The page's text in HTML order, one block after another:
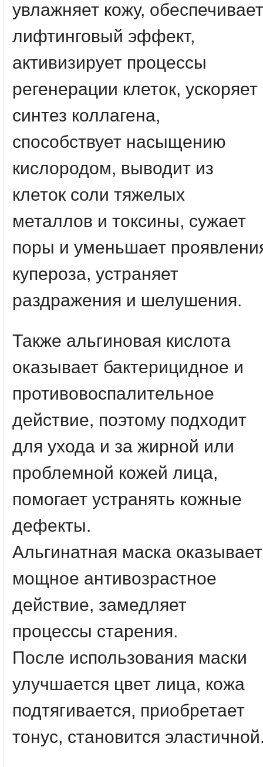
увлажняет кожу, обеспечивает
лифтинговый эффект,
активизирует процессы
регенерации клеток, ускоряет
синтез коллагена,
способствует насыщению
кислородом, выводит из
клеток соли тяжелых
металлов и токсины, сужает
поры и уменьшает
купероза, устраняет
раздражения и шелушения.
Также альгиновая кислота
оказывает бактерицидное и
противовоспалительное
действие, поэтому подходит
для ухода и за жирной или
проблемной кожей лица,
помогает устранять кожные
дефекты.
Альгинатная маска оказывает
мощное антивозрастное
действие, замедляет
процессы старения.
После использования маски
улучшается цвет лица, кожа
подтягивается, приобретает
тонус, становится